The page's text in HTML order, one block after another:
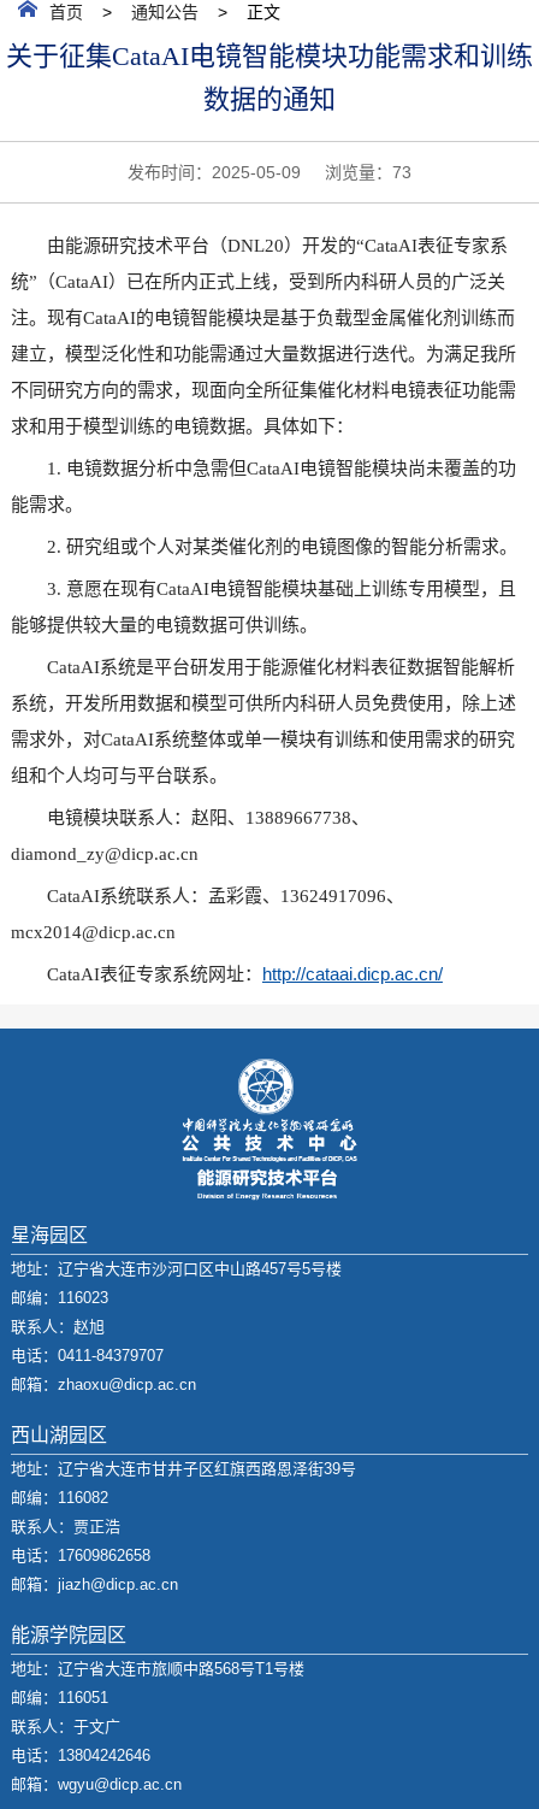
首页 > 通知公告 > 正文
关于征集CataAI电镜智能模块功能需求和训练
数据的通知
发布时间：2025-05-09 浏览量： 73
由能源研究技术平台（DNL20）开发的“CataAI表征专家系
统”（CataAI）已在所内正式上线，受到所内科研人员的广泛关
注。现有CataAI的电镜智能模块是基于负载型金属催化剂训练而
建立，模型泛化性和功能需通过大量数据进行迭代。为满足我所
不同研究方向的需求，现面向全所征集催化材料电镜表征功能需
求和用于模型训练的电镜数据。具体如下：
1. 电镜数据分析中急需但CataAI电镜智能模块尚未覆盖的功
能需求。
2. 研究组或个人对某类催化剂的电镜图像的智能分析需求。
3. 意愿在现有CataAI电镜智能模块基础上训练专用模型，且
能够提供较大量的电镜数据可供训练。
CataAI系统是平台研发用于能源催化材料表征数据智能解析
系统，开发所用数据和模型可供所内科研人员免费使用，除上述
需求外，对CataAI系统整体或单一模块有训练和使用需求的研究
组和个人均可与平台联系。
电镜模块联系人：赵阳、13889667738、
diamond_zy@dicp.ac.cn
CataAI系统联系人：孟彩霞、13624917096、
mcx2014@dicp.ac.cn
CataAI表征专家系统网址： http://cataai.dicp.ac.cn/
星海园区
地址：辽宁省大连市沙河口区中山路457号5号楼
邮编：116023
联系人：赵旭
电话：0411-84379707
邮箱：zhaoxu@dicp.ac.cn
西山湖园区
地址：辽宁省大连市甘井子区红旗西路恩泽街39号
邮编：116082
联系人：贾正浩
电话：17609862658
邮箱：jiazh@dicp.ac.cn
能源学院园区
地址：辽宁省大连市旅顺中路568号T1号楼
邮编：116051
联系人：于文广
电话：13804242646
邮箱：wgyu@dicp.ac.cn